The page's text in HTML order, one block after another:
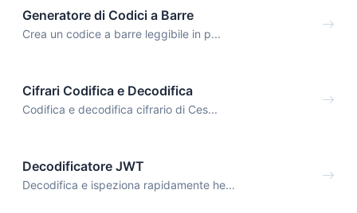
Generatore di Codici a Barre
Crea un codice a barre leggibile in p...
Cifrari Codifica e Decodifica
Codifica e decodifica cifrario di Ces...
Decodificatore JWT
Decodifica e ispeziona rapidamente he...